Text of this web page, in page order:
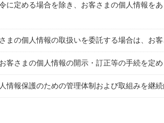
に定める場合を除き、お客さまの個人情報を
まの個人情報の取扱いを委託する場合は、お
客さまの個人情報の開示・訂正等の手続を定
情報保護のための管理体制および取組みを継